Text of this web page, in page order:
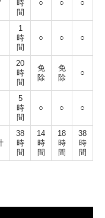
時
間
○ ○ ○
1
時
間
○ ○ ○
20
時
間
免
除
免
除
○
5
時
間
○ ○ ○
38
時
間
14
時
間
18
時
間
38
時
間